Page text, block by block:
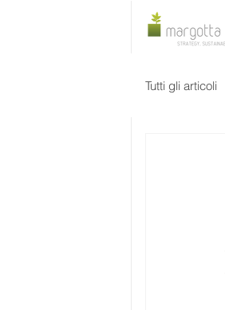
Tutti gli articoli